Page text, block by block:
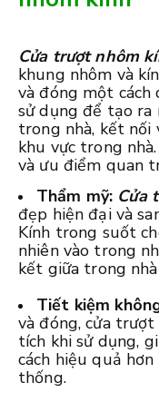
Cửa trượt nhôm
khung nhôm và
và đóng một cách
sử dụng để tạo ra
trong nhà, kết nối
khu vực trong
và ưu điểm quan
Thẩm mỹ: Cửa
đẹp hiện đại và
Kính trong suốt
nhiên vào trong
kết giữa trong
Tiết kiệm
và đóng, cửa
tích khi sử dụng,
cách hiệu quả
thống.